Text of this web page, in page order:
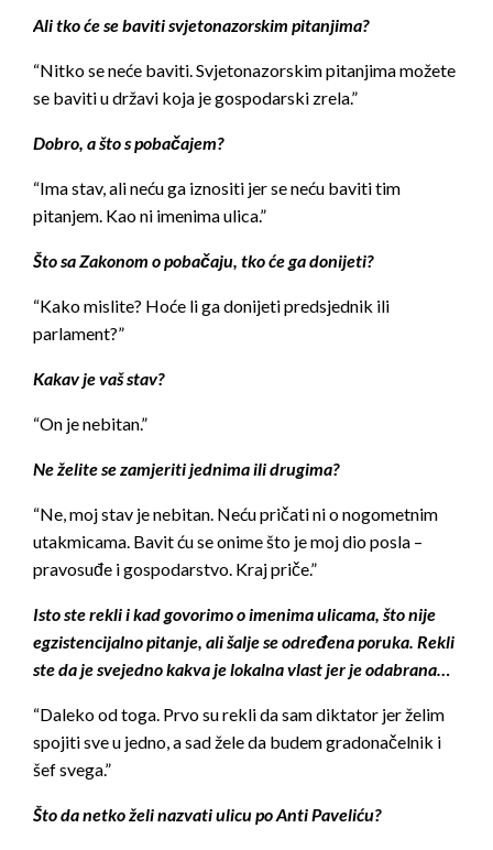
Ali tko će se baviti svjetonazorskim pitanjima?
“Nitko se neće baviti. Svjetonazorskim pitanjima možete
se baviti u državi koja je gospodarski zrela.”
Dobro, a što s pobačajem?
“Ima stav, ali neću ga iznositi jer se neću baviti tim
pitanjem. Kao ni imenima ulica.”
Što sa Zakonom o pobačaju, tko će ga donijeti?
“Kako mislite? Hoće li ga donijeti predsjednik ili
parlament?”
Kakav je vaš stav?
“On je nebitan.”
Ne želite se zamjeriti jednima ili drugima?
“Ne, moj stav je nebitan. Neću pričati ni o nogometnim
utakmicama. Bavit ću se onime što je moj dio posla –
pravosuđe i gospodarstvo. Kraj priče.”
Isto ste rekli i kad govorimo o imenima ulicama, što nije
egzistencijalno pitanje, ali šalje se određena poruka. Rekli
ste da je svejedno kakva je lokalna vlast jer je odabrana…
“Daleko od toga. Prvo su rekli da sam diktator jer želim
spojiti sve u jedno, a sad žele da budem gradonačelnik i
šef svega.”
Što da netko želi nazvati ulicu po Anti Paveliću?